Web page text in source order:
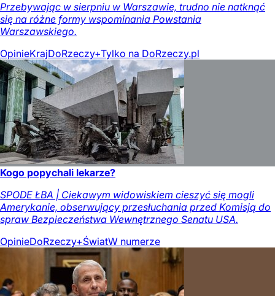
Przebywając w sierpniu w Warszawie, trudno nie natknąć
się na różne formy wspominania Powstania
Warszawskiego.
OpinieKrajDoRzeczy+Tylko na DoRzeczy.pl
Kogo popychali lekarze?
SPODE ŁBA | Ciekawym widowiskiem cieszyć się mogli
Amerykanie, obserwujący przesłuchania przed Komisją do
spraw Bezpieczeństwa Wewnętrznego Senatu USA.
OpinieDoRzeczy+ŚwiatW numerze